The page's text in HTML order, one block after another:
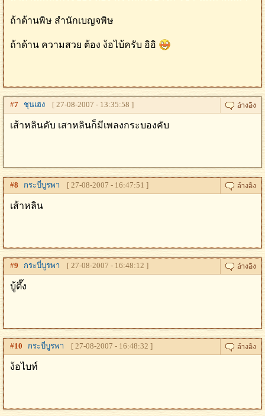
ถ้าด้านพิษ สํานักเบญจพิษ
ถ้าด้าน ความสวย ต้อง ง้อไบ้ครับ อิอิ
#7 ชุนเฮง [ 27-08-2007 - 13:35:58 ]
เส้าหลินคับ เสาหลินก็มีเพลงกระบองคับ
#8 กระบี่บูรพา [ 27-08-2007 - 16:47:51 ]
เส้าหลิน
#9 กระบี่บูรพา [ 27-08-2007 - 16:48:12 ]
บู้ตึ๊ง
#10 กระบี่บูรพา [ 27-08-2007 - 16:48:32 ]
ง้อไบท์